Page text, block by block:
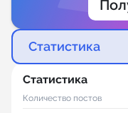
Статистика
Статистика
Количество постов